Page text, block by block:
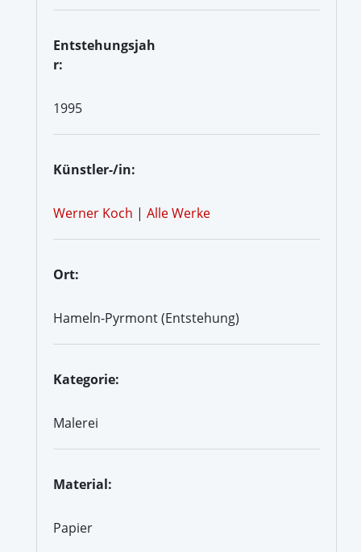
Entstehungsjah
r:
1995
Künstler-/in:
Werner Koch | Alle Werke
Ort:
Hameln-Pyrmont (Entstehung)
Kategorie:
Malerei
Material:
Papier